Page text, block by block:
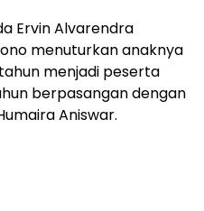
Ervin Alvarendra
menuturkan anaknya
menjadi peserta
berpasangan dengan
Aniswar.